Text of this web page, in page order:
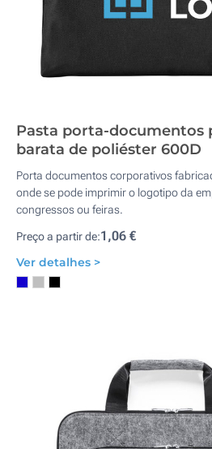
Pasta porta-documentos
barata de poliéster 600D
Porta documentos corporativos
onde se pode imprimir o logotipo da
congressos ou feiras.
Preço a partir de:1,06 €
Ver detalhes >